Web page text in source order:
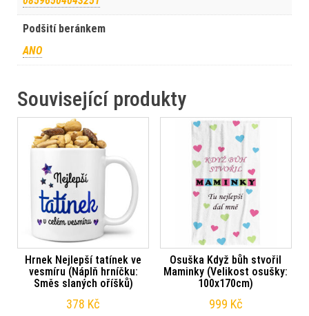
Podšití beránkem
ANO
Související produkty
Hrnek Nejlepší tatínek ve
vesmíru (Náplň hrníčku:
Směs slaných oříšků)
378 Kč
Osuška Když bůh stvořil
Maminky (Velikost osušky:
100x170cm)
999 Kč